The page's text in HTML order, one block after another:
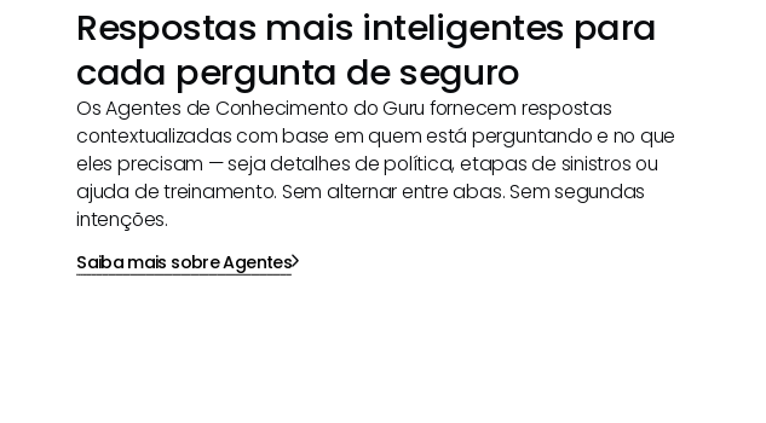
Respostas mais inteligentes para
cada pergunta de seguro
Os Agentes de Conhecimento do Guru fornecem respostas
contextualizadas com base em quem está perguntando e no que
eles precisam — seja detalhes de política, etapas de sinistros ou
ajuda de treinamento. Sem alternar entre abas. Sem segundas
intenções.
Saiba mais sobre Agentes